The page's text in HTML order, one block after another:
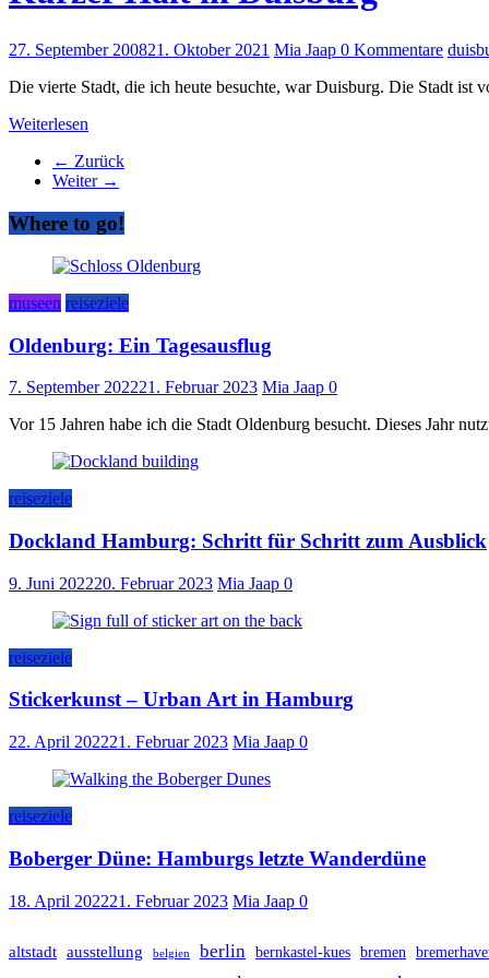
27. September 200821. Oktober 2021 Mia Jaap 0 Kommentare
Die vierte Stadt, die ich heute besuchte, war Duisburg. Die Stadt ist
Weiterlesen
← Zurück
Weiter →
Where to go!
museen reiseziele
Oldenburg: Ein Tagesausflug
7. September 202221. Februar 2023 Mia Jaap 0
Vor 15 Jahren habe ich die Stadt Oldenburg besucht. Dieses Jahr
reiseziele
Dockland Hamburg: Schritt für Schritt zum Ausblick
9. Juni 202220. Februar 2023 Mia Jaap 0
reiseziele
Stickerkunst – Urban Art in Hamburg
22. April 202221. Februar 2023 Mia Jaap 0
reiseziele
Boberger Düne: Hamburgs letzte Wanderdüne
18. April 202221. Februar 2023 Mia Jaap 0
altstadt ausstellung belgien berlin bernkastel-kues bremen